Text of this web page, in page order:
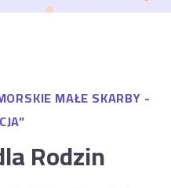
MAŁE SKARBY -
Rodzin